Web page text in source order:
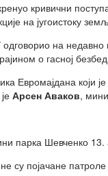
кривични
на југоистоку
на
о гасној
Евромајдана који
Арсен Аваков,
парка Шевченко 13.
су појачане